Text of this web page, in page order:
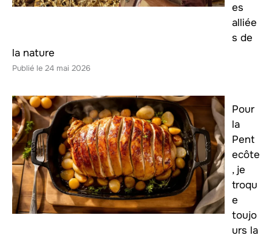
es
alliée
s de
la nature
24 mai 2026
Pour
la
Pent
ecôte
, je
troqu
e
toujo
urs la